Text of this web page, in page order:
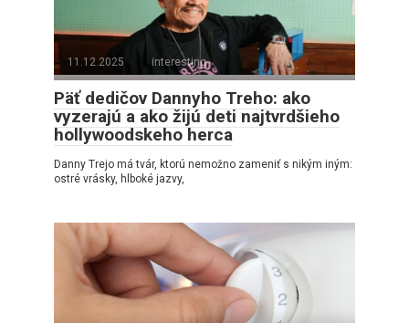
11.12.2025 interesting
Päť dedičov Dannyho Treho: ako
vyzerajú a ako žijú deti najtvrdšieho
hollywoodskeho herca
Danny Trejo má tvár, ktorú nemožno zameniť s nikým iným:
ostré vrásky, hlboké jazvy,